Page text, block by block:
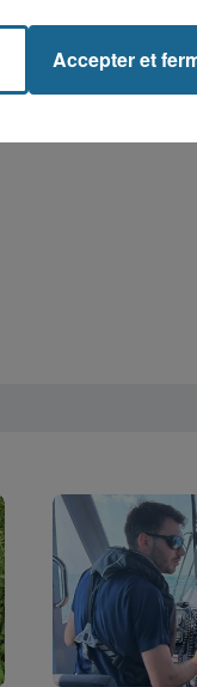
Accepter et